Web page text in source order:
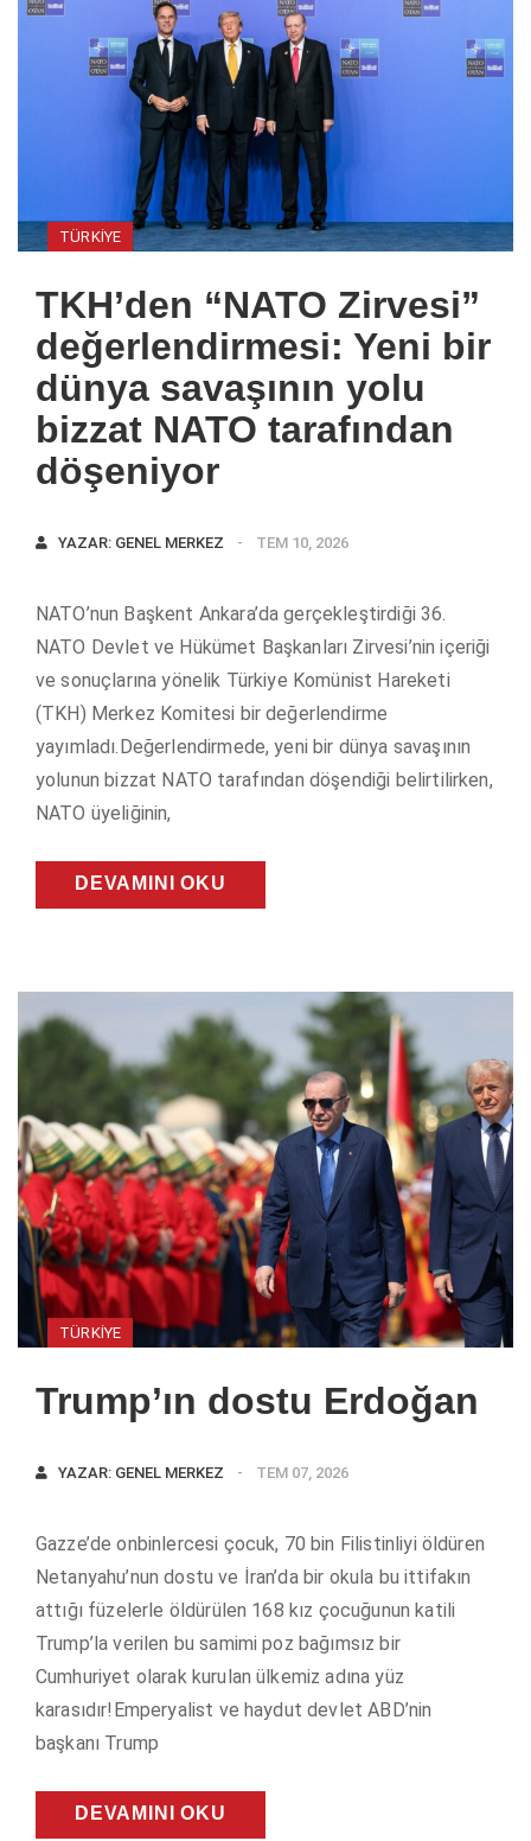
TÜRKIYE
TKH’den “NATO Zirvesi”
değerlendirmesi: Yeni bir
dünya savaşının yolu
bizzat NATO tarafından
döşeniyor
YAZAR: GENEL MERKEZ TEM 10, 2026
NATO’nun Başkent Ankara’da gerçekleştirdiği 36.
NATO Devlet ve Hükümet Başkanları Zirvesi’nin içeriği
ve sonuçlarına yönelik Türkiye Komünist Hareketi
(TKH) Merkez Komitesi bir değerlendirme
yayımladı.Değerlendirmede, yeni bir dünya savaşının
yolunun bizzat NATO tarafından döşendiği belirtilirken,
NATO üyeliğinin,
DEVAMINI OKU
TÜRKIYE
Trump’ın dostu Erdoğan
YAZAR: GENEL MERKEZ TEM 07, 2026
Gazze’de onbinlercesi çocuk, 70 bin Filistinliyi öldüren
Netanyahu’nun dostu ve İran’da bir okula bu ittifakın
attığı füzelerle öldürülen 168 kız çocuğunun katili
Trump’la verilen bu samimi poz bağımsız bir
Cumhuriyet olarak kurulan ülkemiz adına yüz
karasıdır!Emperyalist ve haydut devlet ABD’nin
başkanı Trump
DEVAMINI OKU